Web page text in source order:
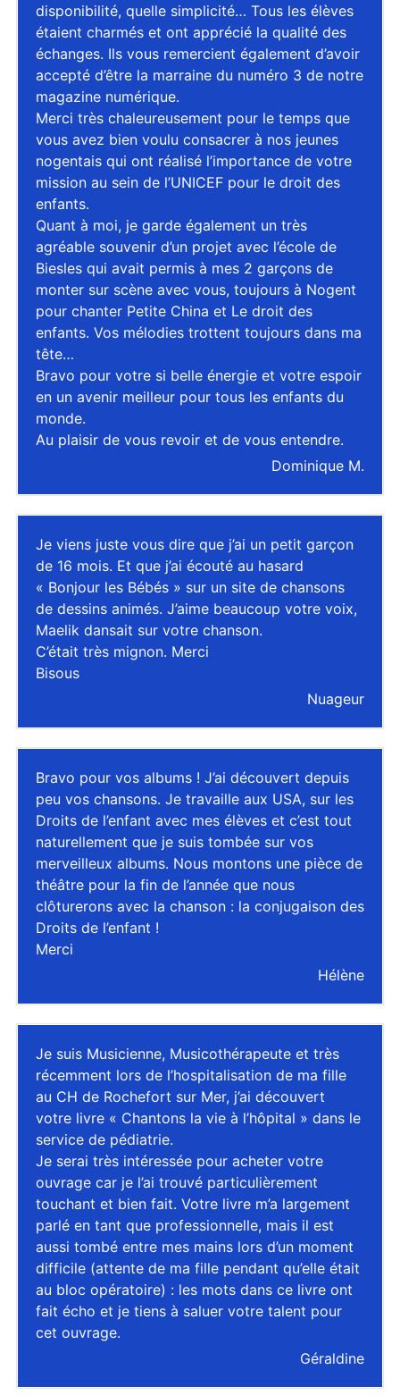
disponibilité, quelle simplicité… Tous les élèves
étaient charmés et ont apprécié la qualité des
échanges. Ils vous remercient également d’avoir
accepté d’être la marraine du numéro 3 de notre
magazine numérique.
Merci très chaleureusement pour le temps que
vous avez bien voulu consacrer à nos jeunes
nogentais qui ont réalisé l’importance de votre
mission au sein de l’UNICEF pour le droit des
enfants.
Quant à moi, je garde également un très
agréable souvenir d’un projet avec l’école de
Biesles qui avait permis à mes 2 garçons de
monter sur scène avec vous, toujours à Nogent
pour chanter Petite China et Le droit des
enfants. Vos mélodies trottent toujours dans ma
tête…
Bravo pour votre si belle énergie et votre espoir
en un avenir meilleur pour tous les enfants du
monde.
Au plaisir de vous revoir et de vous entendre.
Dominique M.
Je viens juste vous dire que j’ai un petit garçon
de 16 mois. Et que j’ai écouté au hasard
« Bonjour les Bébés » sur un site de chansons
de dessins animés. J’aime beaucoup votre voix,
Maelik dansait sur votre chanson.
C’était très mignon. Merci
Bisous
Nuageur
Bravo pour vos albums ! J’ai découvert depuis
peu vos chansons. Je travaille aux USA, sur les
Droits de l’enfant avec mes élèves et c’est tout
naturellement que je suis tombée sur vos
merveilleux albums. Nous montons une pièce de
théâtre pour la fin de l’année que nous
clôturerons avec la chanson : la conjugaison des
Droits de l’enfant !
Merci
Hélène
Je suis Musicienne, Musicothérapeute et très
récemment lors de l’hospitalisation de ma fille
au CH de Rochefort sur Mer, j’ai découvert
votre livre « Chantons la vie à l’hôpital » dans le
service de pédiatrie.
Je serai très intéressée pour acheter votre
ouvrage car je l’ai trouvé particulièrement
touchant et bien fait. Votre livre m’a largement
parlé en tant que professionnelle, mais il est
aussi tombé entre mes mains lors d’un moment
difficile (attente de ma fille pendant qu’elle était
au bloc opératoire) : les mots dans ce livre ont
fait écho et je tiens à saluer votre talent pour
cet ouvrage.
Géraldine